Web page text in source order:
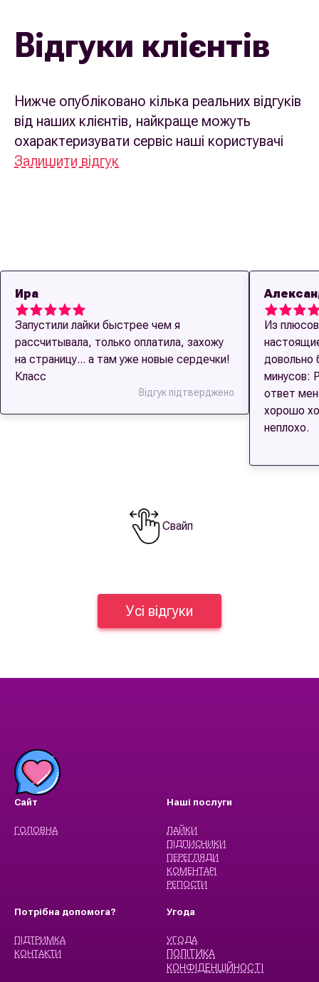
Відгуки клієнтів
Нижче опубліковано кілька реальних відгуків
від наших клієнтів, найкраще можуть
охарактеризувати сервіс наші користувачі
Залишити відгук
Ира
Запустили лайки быстрее чем я
рассчитывала, только оплатила, захожу
на страницу... а там уже новые сердечки!
Класс
Відгук підтверджено
Из
довольно
минусов:
ответ
хорошо
неплохо.
Свайп
Усі відгуки
Сайт
ГОЛОВНА
Наші послуги
ЛАЙКИ
ПІДПИСНИКИ
ПЕРЕГЛЯДИ
КОМЕНТАРІ
РЕПОСТИ
Потрібна допомога?
ПІДТРИМКА
КОНТАКТИ
Угода
УГОДА
ПОЛІТИКА
КОНФІДЕНЦІЙНОСТІ